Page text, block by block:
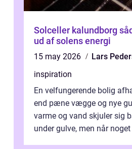
Solceller kalundborg sådan får du mest
ud af solens energi
15 may 2026
Lars
inspiration
En velfungerende bolig
end pæne vægge og nye
varme og vand skjuler sig
under gulve, men når noget